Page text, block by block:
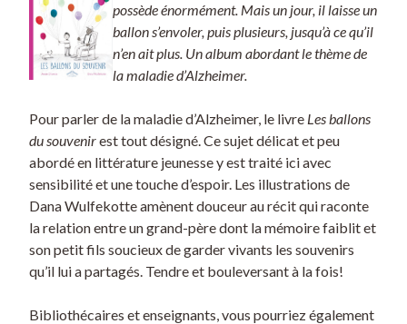
possède énormément. Mais un jour, il laisse un
ballon s’envoler, puis plusieurs, jusqu’à ce qu’il
n’en ait plus. Un album abordant le thème de
la maladie d’Alzheimer.
Pour parler de la maladie d’Alzheimer, le livre Les ballons
du souvenirest tout désigné. Ce sujet délicat et peu
abordé en littérature jeunesse y est traité ici avec
sensibilité et une touche d’espoir. Les illustrations de
Dana Wulfekotte amènent douceur au récit qui raconte
la relation entre un grand-père dont la mémoire faiblit et
son petit fils soucieux de garder vivants les souvenirs
qu’il lui a partagés. Tendre et bouleversant à la fois!
Bibliothécaires et enseignants, vous pourriez également